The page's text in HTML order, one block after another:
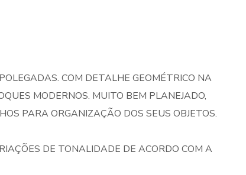
COM DETALHE GEOMÉTRICO NA
MODERNOS. MUITO BEM PLANEJADO,
PARA ORGANIZAÇÃO DOS SEUS OBJETOS.
DE TONALIDADE DE ACORDO COM A